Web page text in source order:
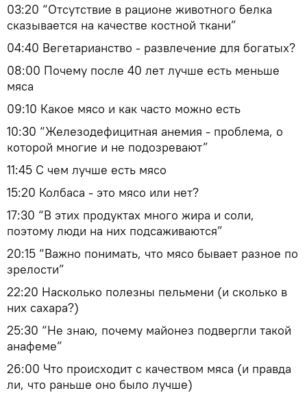
03:20 “Отсутствие в рационе животного белка
сказывается на качестве костной ткани”
04:40 Вегетарианство - развлечение для богатых?
08:00 Почему после 40 лет лучше есть меньше
мяса
09:10 Какое мясо и как часто можно есть
10:30 “Железодефицитная анемия - проблема, о
которой многие и не подозревают”
11:45 С чем лучше есть мясо
15:20 Колбаса - это мясо или нет?
17:30 “В этих продуктах много жира и соли,
поэтому люди на них подсаживаются”
20:15 “Важно понимать, что мясо бывает разное по
зрелости”
22:20 Насколько полезны пельмени (и сколько в
них сахара?)
25:30 “Не знаю, почему майонез подвергли такой
анафеме”
26:00 Что происходит с качеством мяса (и правда
ли, что раньше оно было лучше)